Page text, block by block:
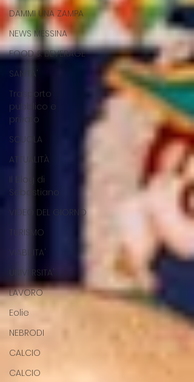
DAMMI UNA ZAMPA
NEWS MESSINA
FOOD & BEVERAGE
SANITA'
Trasporto
pubblico e
privato
SCUOLA
ATTUALITÀ
Il Blog di
Sebastiano
VIDEO DEL GIORNO
TURISMO
VIABILITA'
UNIVERSITA'
LAVORO
Eolie
NEBRODI
CALCIO
CALCIO